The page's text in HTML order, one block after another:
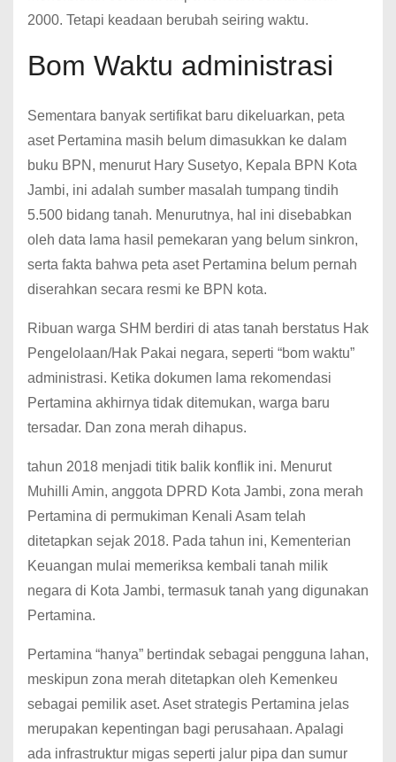
2000. Tetapi keadaan berubah seiring waktu.
Bom Waktu administrasi
Sementara banyak sertifikat baru dikeluarkan, peta
aset Pertamina masih belum dimasukkan ke dalam
buku BPN, menurut Hary Susetyo, Kepala BPN Kota
Jambi, ini adalah sumber masalah tumpang tindih
5.500 bidang tanah. Menurutnya, hal ini disebabkan
oleh data lama hasil pemekaran yang belum sinkron,
serta fakta bahwa peta aset Pertamina belum pernah
diserahkan secara resmi ke BPN kota.
Ribuan warga SHM berdiri di atas tanah berstatus Hak
Pengelolaan/Hak Pakai negara, seperti “bom waktu”
administrasi. Ketika dokumen lama rekomendasi
Pertamina akhirnya tidak ditemukan, warga baru
tersadar. Dan zona merah dihapus.
tahun 2018 menjadi titik balik konflik ini. Menurut
Muhilli Amin, anggota DPRD Kota Jambi, zona merah
Pertamina di permukiman Kenali Asam telah
ditetapkan sejak 2018. Pada tahun ini, Kementerian
Keuangan mulai memeriksa kembali tanah milik
negara di Kota Jambi, termasuk tanah yang digunakan
Pertamina.
Pertamina “hanya” bertindak sebagai pengguna lahan,
meskipun zona merah ditetapkan oleh Kemenkeu
sebagai pemilik aset. Aset strategis Pertamina jelas
merupakan kepentingan bagi perusahaan. Apalagi
ada infrastruktur migas seperti jalur pipa dan sumur